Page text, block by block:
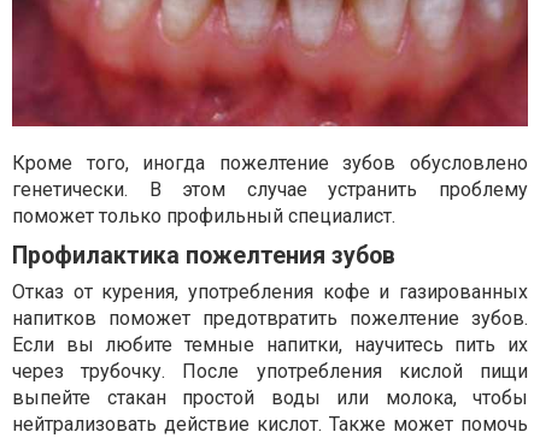
Кроме того, иногда пожелтение зубов обусловлено
генетически. В этом случае устранить проблему
поможет только профильный специалист.
Профилактика пожелтения зубов
Отказ от курения, употребления кофе и газированных
напитков поможет предотвратить пожелтение зубов.
Если вы любите темные напитки, научитесь пить их
через трубочку. После употребления кислой пищи
выпейте стакан простой воды или молока, чтобы
нейтрализовать действие кислот. Также может помочь